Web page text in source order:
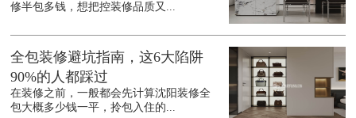
修半包多钱，想把控装修品质又...
全包装修避坑指南，这6大陷阱
90%的人都踩过
在装修之前，一般都会先计算沈阳装修全
包大概多少钱一平，拎包入住的...